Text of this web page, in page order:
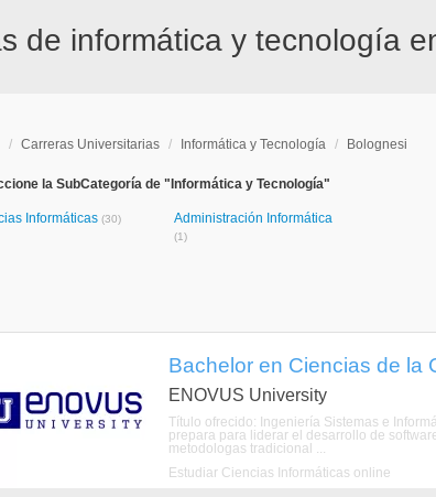
de informática y tecnología
/ Carreras Universitarias / Informática y Tecnología / Bolognesi
la SubCategoría de "Informática y Tecnología"
Informáticas (30) Administración Informática
(1)
Bachelor en Ciencias de la
ENOVUS University
Título ofrecido: Ingeniería Sistemas e
prepara para liderar el desarrollo de
metodologas tradicional ...
Estudiar Ciencias Informáticas online